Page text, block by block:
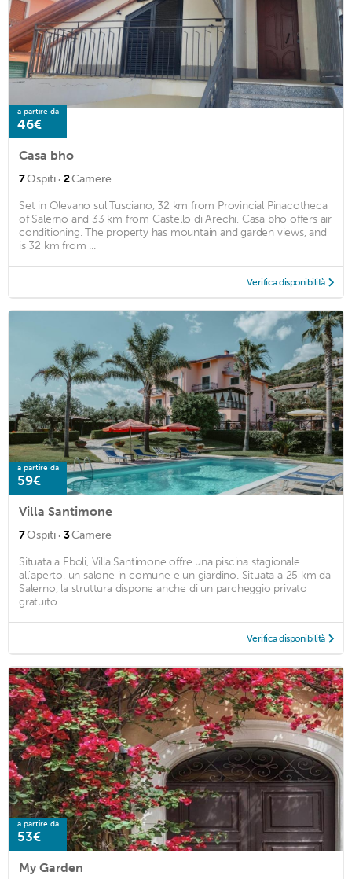
a partire da
46€
Casa bho
7Ospiti · 2Camere
Set in Olevano sul Tusciano, 32 km from Provincial Pinacotheca
of Salerno and 33 km from Castello di Arechi, Casa bho offers air
conditioning. The property has mountain and garden views, and
is 32 km from ...
Verifica disponibilità
a partire da
59€
Villa Santimone
7Ospiti · 3Camere
Situata a Eboli, Villa Santimone offre una piscina stagionale
all'aperto, un salone in comune e un giardino. Situata a 25 km da
Salerno, la struttura dispone anche di un parcheggio privato
gratuito. ...
Verifica disponibilità
a partire da
53€
My Garden